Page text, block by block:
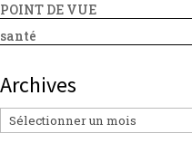
POINT DE VUE
santé
Archives
Archives